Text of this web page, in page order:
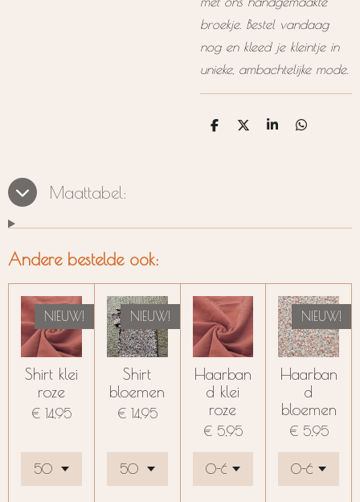
broekje. Bestel vandaag
nog en kleed je kleintje in
unieke, ambachtelijke mode.
D
D
S
D
Maattabel:
Andere bestelde ook:
NIEUW!
Shirt klei
roze
€ 14,95
NIEUW!
Shirt
bloemen
€ 14,95
Haarban
d klei
roze
€ 5,95
NIEUW!
Haarban
d
bloemen
€ 5,95